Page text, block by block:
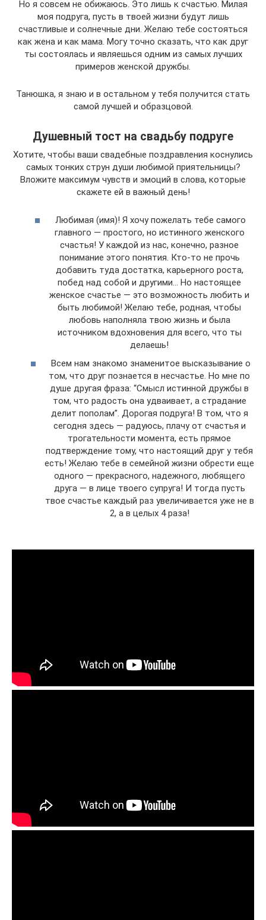
Но я совсем не обижаюсь. Это лишь к счастью. Милая
моя подруга, пусть в твоей жизни будут лишь
счастливые и солнечные дни. Желаю тебе состояться
как жена и как мама. Могу точно сказать, что как друг
ты состоялась и являешься одним из самых лучших
примеров женской дружбы.
Танюшка, я знаю и в остальном у тебя получится стать
самой лучшей и образцовой.
Душевный тост на свадьбу подруге
Хотите, чтобы ваши свадебные поздравления коснулись
самых тонких струн души любимой приятельницы?
Вложите максимум чувств и эмоций в слова, которые
скажете ей в важный день!
Любимая (имя)! Я хочу пожелать тебе самого
главного — простого, но истинного женского
счастья! У каждой из нас, конечно, разное
понимание этого понятия. Кто-то не прочь
добавить туда достатка, карьерного роста,
побед над собой и другими… Но настоящее
женское счастье — это возможность любить и
быть любимой! Желаю тебе, родная, чтобы
любовь наполняла твою жизнь и была
источником вдохновения для всего, что ты
делаешь!
Всем нам знакомо знаменитое высказывание о
том, что друг познается в несчастье. Но мне по
душе другая фраза: “Смысл истинной дружбы в
том, что радость она удваивает, а страдание
делит пополам”. Дорогая подруга! В том, что я
сегодня здесь — радуюсь, плачу от счастья и
трогательности момента, есть прямое
подтверждение тому, что настоящий друг у тебя
есть! Желаю тебе в семейной жизни обрести еще
одного — прекрасного, надежного, любящего
друга — в лице твоего супруга! И тогда пусть
твое счастье каждый раз увеличивается уже не в
2, а в целых 4 раза!